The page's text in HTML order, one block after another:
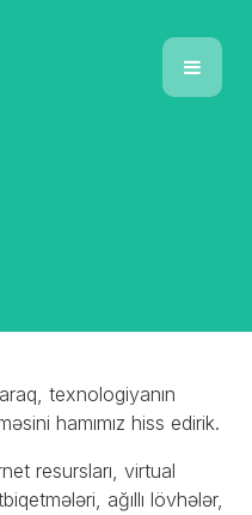
texnologiyanın
hamımız hiss edirik.
resursları, virtual
ağıllı lövhələr,